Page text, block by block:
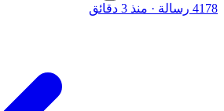
4178 رسالة
· منذ 3 دقائق